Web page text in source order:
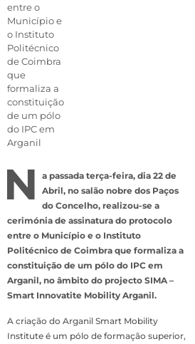
entre o
Município e
o Instituto
Politécnico
de Coimbra
que
formaliza a
constituição
de um pólo
do IPC em
Arganil
N
a passada terça-feira, dia 22 de
Abril, no salão nobre dos Paços
do Concelho, realizou-se a
cerimónia de assinatura do protocolo
entre o Município e o Instituto
Politécnico de Coimbra que formaliza a
constituição de um pólo do IPC em
Arganil, no âmbito do projecto SIMA –
Smart Innovatite Mobility Arganil.
A criação do Arganil Smart Mobility
Institute é um pólo de formação superior,